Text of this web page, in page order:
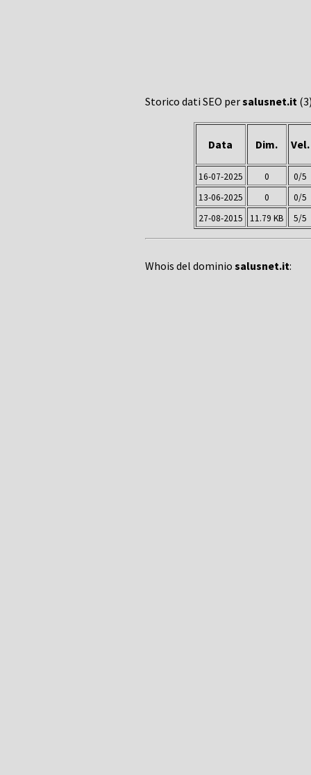
Storico dati SEO persalusnet.it
Data Dim. Vel.
16-07-2025 0
0/5
13-06-2025
0
0/5
27-08-2015
11.79 KB 5/5
Whois del dominio salusnet.it: